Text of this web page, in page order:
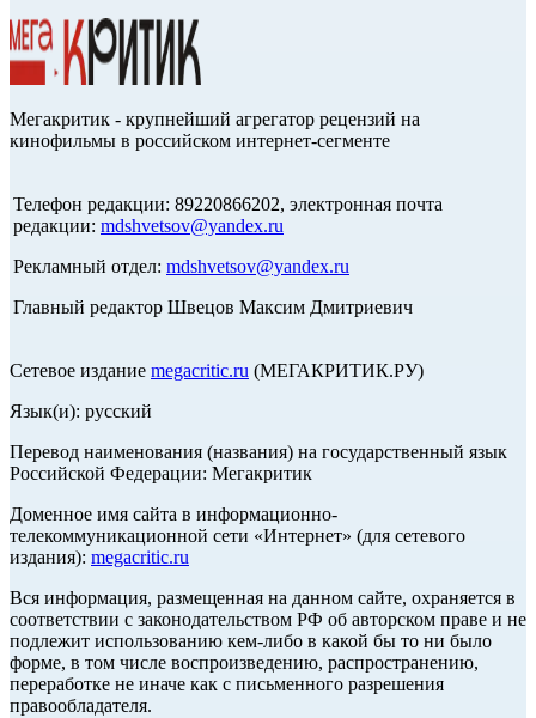
Мегакритик - крупнейший агрегатор рецензий на
кинофильмы в российском интернет-сегменте
Телефон редакции: 89220866202, электронная почта
редакции: mdshvetsov@yandex.ru
Рекламный отдел: mdshvetsov@yandex.ru
Главный редактор Швецов Максим Дмитриевич
Сетевое издание megacritic.ru (МЕГАКРИТИК.РУ)
Язык(и): русский
Перевод наименования (названия) на государственный язык
Российской Федерации: Мегакритик
Доменное имя сайта в информационно-
телекоммуникационной сети «Интернет» (для сетевого
издания): megacritic.ru
Вся информация, размещенная на данном сайте, охраняется в
соответствии с законодательством РФ об авторском праве и не
подлежит использованию кем-либо в какой бы то ни было
форме, в том числе воспроизведению, распространению,
переработке не иначе как с письменного разрешения
правообладателя.